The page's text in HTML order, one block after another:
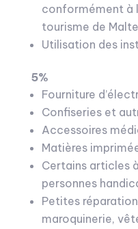
conformément à
tourisme de
Utilisation des
5%
Fourniture
Confiseries et
Accessoires
Matières
Certains articles
personnes
Petites
maroquinerie,